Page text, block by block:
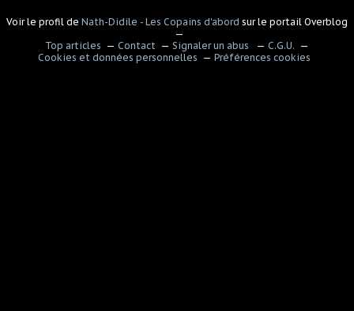
Voir le profil de Nath-Didile - Les Copains d'abord sur le portail Overblog
Top articles
Contact Signaler un abus
C.G.U.
Cookies et données personnelles
Préférences cookies